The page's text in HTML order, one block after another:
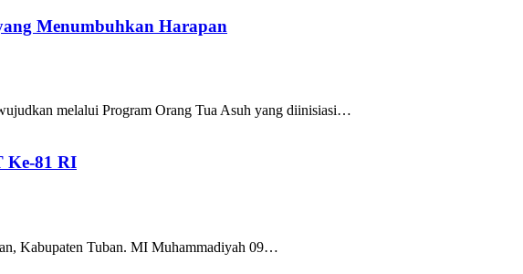
Menumbuhkan Harapan
melalui Program Orang Tua Asuh yang diinisiasi…
Ke-81 RI
Kabupaten Tuban. MI Muhammadiyah 09…